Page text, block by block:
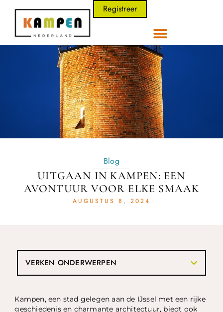
Registreer
Blog
UITGAAN IN KAMPEN: EEN
AVONTUUR VOOR ELKE SMAAK
AUGUSTUS 8, 2024
Kampen, een stad gelegen aan de IJssel met een rijke
geschiedenis en charmante architectuur, biedt ook
VERKEN ONDERWERPEN